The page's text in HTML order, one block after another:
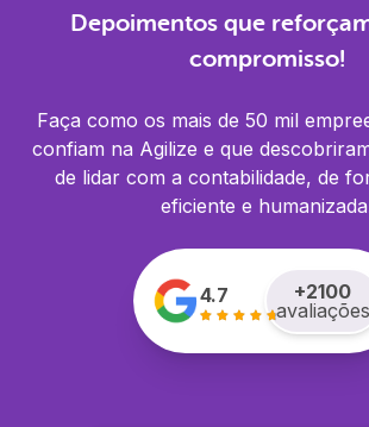
Depoimentos que
compromisso!
Faça como os mais de 50 mil
confiam na Agilize e que
de lidar com a contabilidade, de
eficiente e
4.7 +2100
avaliações